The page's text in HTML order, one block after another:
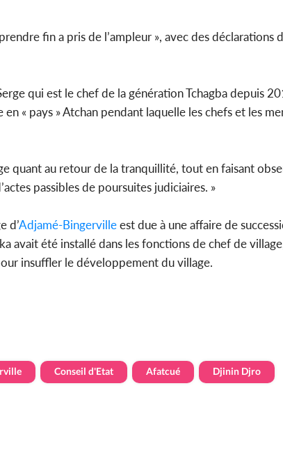
fin a pris de l’ampleur », avec des déclarations
qui est le chef de la génération Tchagba depuis
« pays » Atchan pendant laquelle les chefs et les
quant au retour de la tranquillité, tout en faisant
passibles de poursuites judiciaires. »
d’Adjamé-Bingervilleest due à une affaire de
avait été installé dans les fonctions de chef de
insuffler le développement du village.
Conseil d'Etat Afatcué Djinin Djro